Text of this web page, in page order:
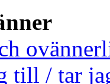
till / tar